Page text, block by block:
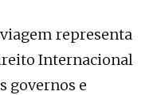
representa
Internacional
governos e